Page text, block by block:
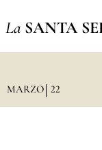
La SANTA
MARZO 22